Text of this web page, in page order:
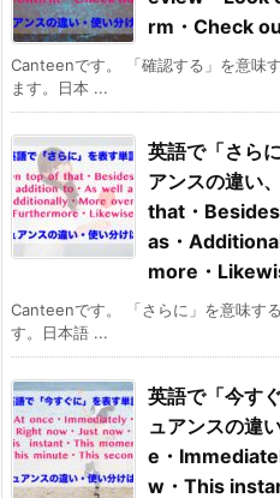
rm・Check
Canteenです。 「確認する」を意味
ます。日本 ...
英語で「さら
アンスの違い
that・
as・
more・
Canteenです。 「さらに」を意味す
す。日本語 ...
英語で「今す
ュアンスの違
e・
w・This